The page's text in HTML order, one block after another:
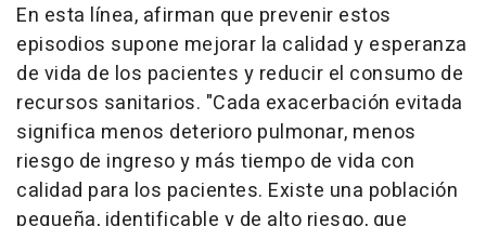
En esta línea, afirman que prevenir estos
episodios supone mejorar la calidad y esperanza
de vida de los pacientes y reducir el consumo de
recursos sanitarios. "Cada exacerbación evitada
significa menos deterioro pulmonar, menos
riesgo de ingreso y más tiempo de vida con
calidad para los pacientes. Existe una población